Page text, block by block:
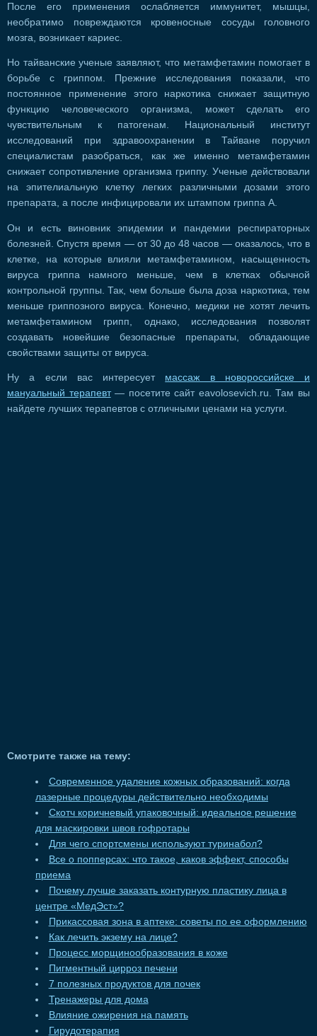
После его применения ослабляется иммунитет, мышцы,
необратимо повреждаются кровеносные сосуды головного
мозга, возникает кариес.
Но тайванские ученые заявляют, что метамфетамин помогает в
борьбе с гриппом. Прежние исследования показали, что
постоянное применение этого наркотика снижает защитную
функцию человеческого организма, может сделать его
чувствительным к патогенам. Национальный институт
исследований при здравоохранении в Тайване поручил
специалистам разобраться, как же именно метамфетамин
снижает сопротивление организма гриппу. Ученые действовали
на эпителиальную клетку легких различными дозами этого
препарата, а после инфицировали их штампом гриппа А.
Он и есть виновник эпидемии и пандемии респираторных
болезней. Спустя время — от 30 до 48 часов — оказалось, что в
клетке, на которые влияли метамфетамином, насыщенность
вируса гриппа намного меньше, чем в клетках обычной
контрольной группы. Так, чем больше была доза наркотика, тем
меньше гриппозного вируса. Конечно, медики не хотят лечить
метамфетамином грипп, однако, исследования позволят
создавать новейшие безопасные препараты, обладающие
свойствами защиты от вируса.
Ну а если вас интересует массаж в новороссийске и
мануальный терапевт— посетите сайт eavolosevich.ru. Там вы
найдете лучших терапевтов с отличными ценами на услуги.
Смотрите также на тему:
Современное удаление кожных образований: когда
лазерные процедуры действительно необходимы
Скотч коричневый упаковочный: идеальное решение
для маскировки швов гофротары
Для чего спортсмены используют туринабол?
Все о попперсах: что такое, каков эффект, способы
приема
Почему лучше заказать контурную пластику лица в
центре «МедЭст»?
Прикассовая зона в аптеке: советы по ее оформлению
Как лечить экзему на лице?
Процесс морщинообразования в коже
Пигментный цирроз печени
7 полезных продуктов для почек
Тренажеры для дома
Влияние ожирения на память
Гирудотерапия